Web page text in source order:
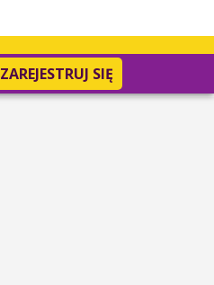
ZAREJESTRUJ SIĘ